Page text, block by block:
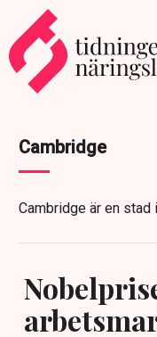
Cambridge
Cambridge är en